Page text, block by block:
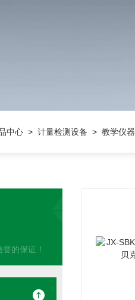
中心 >计量检测设备 > 教学仪器
的保证！